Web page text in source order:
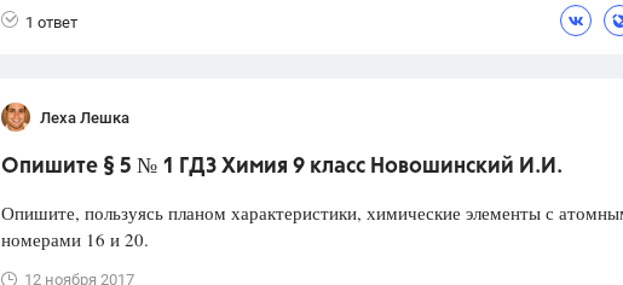
1 ответ
Леха Лешка
Опишите § 5 № 1 ГДЗ Химия 9 класс Новошинский И.И.
Опишите, пользуясь планом характеристики, химические элементы с
номерами 16 и 20.
12 ноября 2017